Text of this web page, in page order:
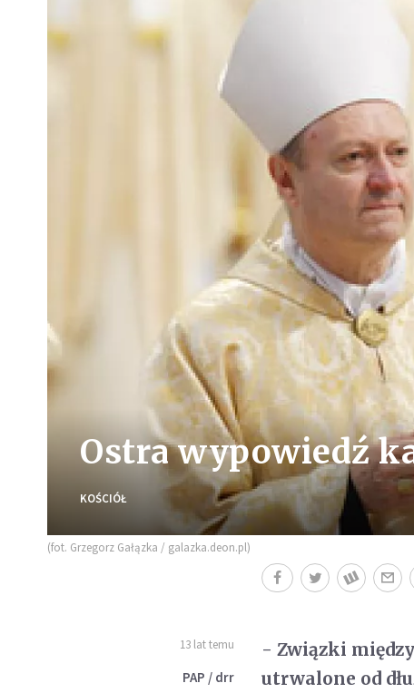
Ostra wypowiedź
KOŚCIÓŁ
(fot. Grzegorz Gałązka / galazka.deon.pl)
13 lat temu
PAP / drr
- Związki
utrwalone od